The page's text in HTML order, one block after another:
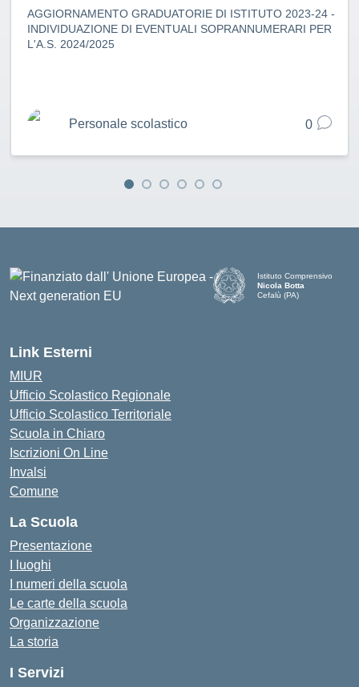
AGGIORNAMENTO GRADUATORIE DI ISTITUTO 2023-24 -
INDIVIDUAZIONE DI EVENTUALI SOPRANNUMERARI PER
L'A.S. 2024/2025
Personale scolastico 0
Istituto Comprensivo
Nicola Botta
Cefalù (PA)
Link Esterni
MIUR
Ufficio Scolastico Regionale
Ufficio Scolastico Territoriale
Scuola in Chiaro
Iscrizioni On Line
Invalsi
Comune
La Scuola
Presentazione
I luoghi
I numeri della scuola
Le carte della scuola
Organizzazione
La storia
I Servizi